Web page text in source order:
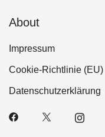
About
Impressum
Cookie-Richtlinie (EU)
Datenschutzerklärung